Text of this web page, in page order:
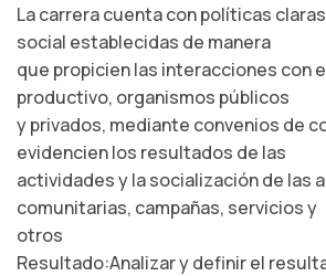
La carrera cuenta con políticas
social establecidas de manera
que propicien las interacciones con
productivo, organismos públicos
y privados, mediante convenios de
evidencien los resultados de las
actividades y la socialización de las
comunitarias, campañas, servicios y
otros
Resultado:Analizar y definir el